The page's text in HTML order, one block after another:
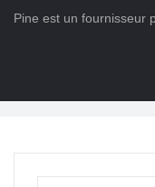
Pine est un fournisseur